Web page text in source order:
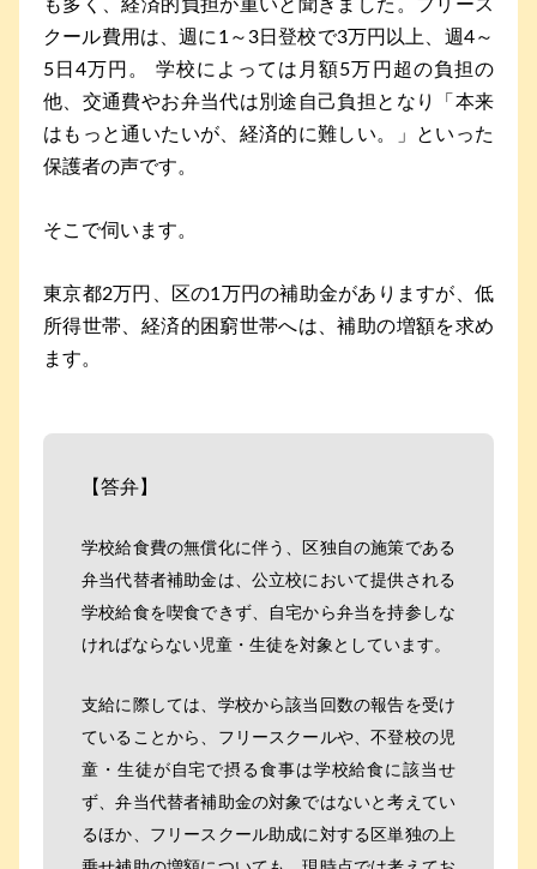
も多く、経済的負担が重いと聞きました。フリース
クール費用は、週に1～3日登校で3万円以上、週4～
5日4万円。 学校によっては月額5万円超の負担の
他、交通費やお弁当代は別途自己負担となり「本来
はもっと通いたいが、経済的に難しい。」といった
保護者の声です。
そこで伺います。
東京都2万円、区の1万円の補助金がありますが、低
所得世帯、経済的困窮世帯へは、補助の増額を求め
ます。
【答弁】
学校給食費の無償化に伴う、区独自の施策である
弁当代替者補助金は、公立校において提供される
学校給食を喫食できず、自宅から弁当を持参しな
ければならない児童・生徒を対象としています。
支給に際しては、学校から該当回数の報告を受け
ていることから、フリースクールや、不登校の児
童・生徒が自宅で摂る食事は学校給食に該当せ
ず、弁当代替者補助金の対象ではないと考えてい
るほか、フリースクール助成に対する区単独の上